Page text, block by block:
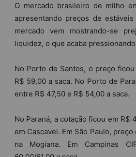
O mercado brasileiro de milho
apresentando preços de
mercado vem mostrando-se
liquidez, o que acaba
No Porto de Santos, o preço
R$ 59,00 a saca. No Porto de
entre R$ 47,50 e R$ 54,00 a saca.
No Paraná, a cotação ficou em R$
em Cascavel. Em São Paulo,
na Mogiana. Em Campinas